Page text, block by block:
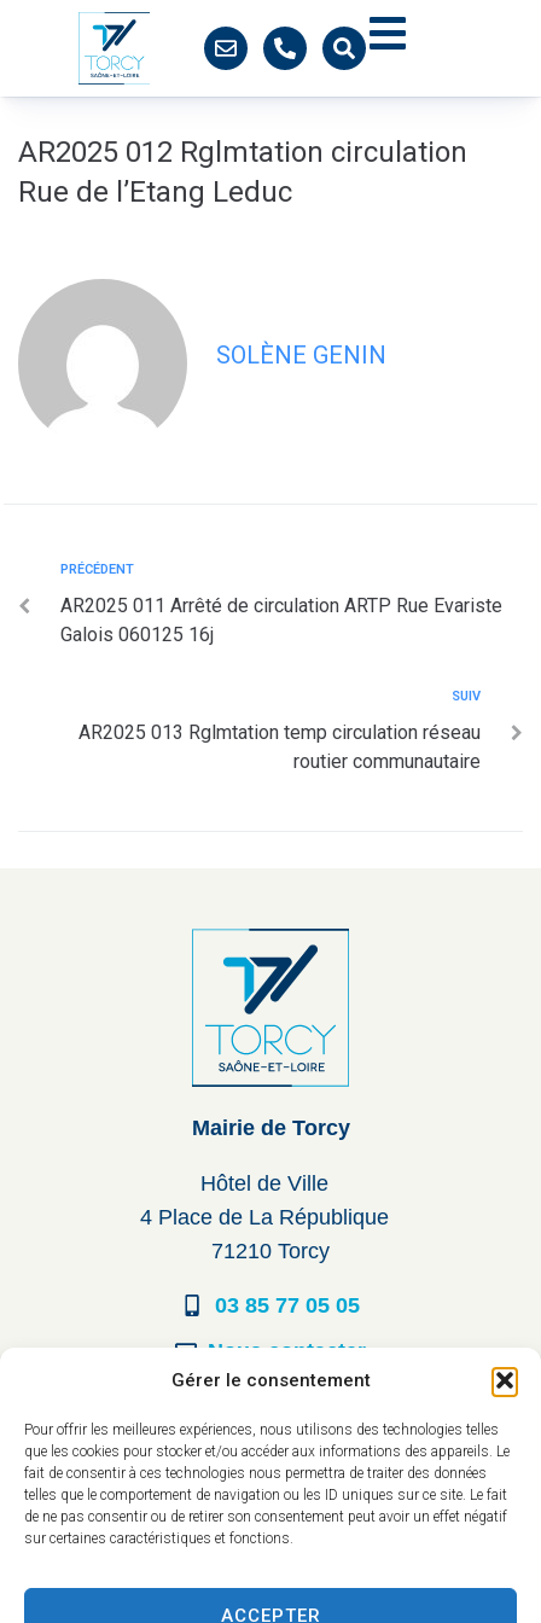
Gérer le consentement
Pour offrir les meilleures expériences, nous utilisons des technologies telles
que les cookies pour stocker et/ou accéder aux informations des appareils. Le
fait de consentir à ces technologies nous permettra de traiter des données
telles que le comportement de navigation ou les ID uniques sur ce site. Le fait
de ne pas consentir ou de retirer son consentement peut avoir un effet négatif
sur certaines caractéristiques et fonctions.
ACCEPTER
AR2025 012 Rglmtation circulation
Rue de l’Etang Leduc
SOLÈNE GENIN
PRÉCÉDENT
AR2025 011 Arrêté de circulation ARTP Rue Evariste
Galois 060125 16j
SUIV
AR2025 013 Rglmtation temp circulation réseau
routier communautaire
Mairie de Torcy
Hôtel de Ville
4 Place de La République
71210 Torcy
03 85 77 05 05
Nous contacter
Du lundi au vendredi :
8h30 à 12h00